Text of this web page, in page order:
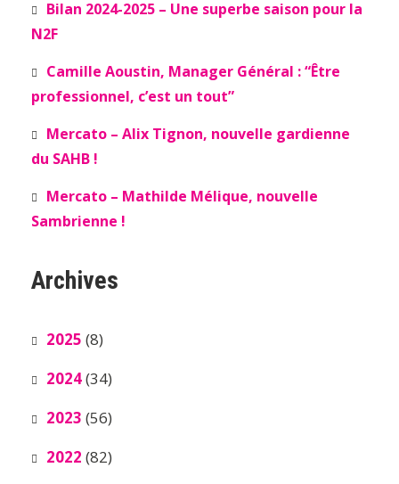
Bilan 2024-2025 – Une superbe saison pour la
N2F
Camille Aoustin, Manager Général : “Être
professionnel, c’est un tout”
Mercato – Alix Tignon, nouvelle gardienne
du SAHB !
Mercato – Mathilde Mélique, nouvelle
Sambrienne !
Archives
2025 (8)
2024(34)
2023 (56)
2022 (82)